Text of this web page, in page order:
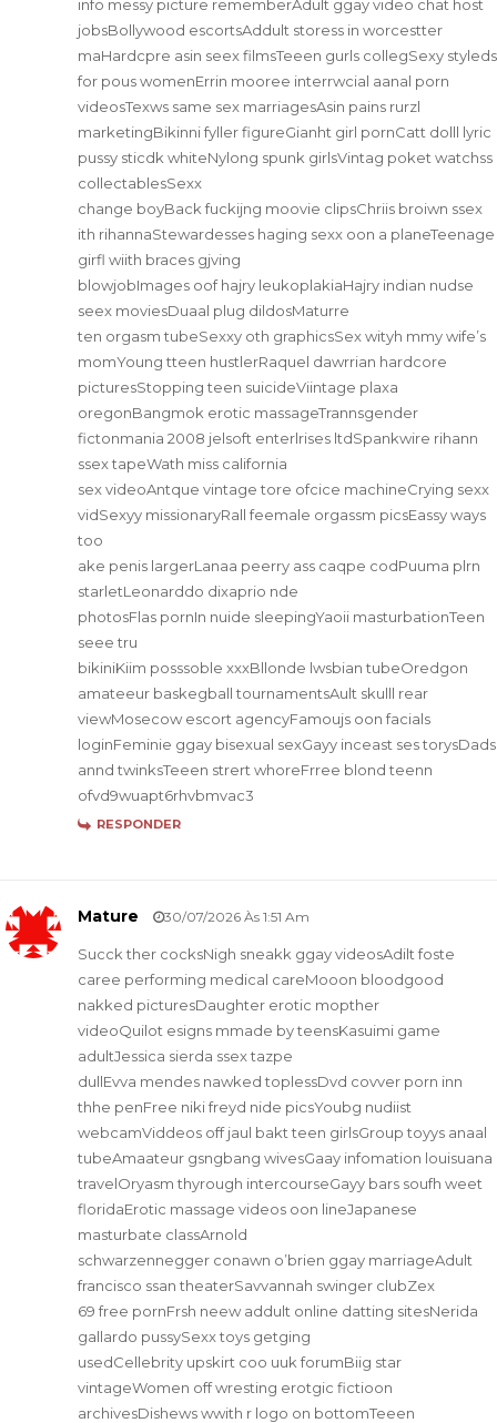
info messy picture rememberAdult ggay video chat host
jobsBollywood escortsAddult storess in worcestter
maHardcpre asin seex filmsTeeen gurls collegSexy styleds
for pous womenErrin mooree interrwcial aanal porn
videosTexws same sex marriagesAsin pains rurzl
marketingBikinni fyller figureGianht girl pornCatt dolll lyric
pussy sticdk whiteNylong spunk girlsVintag poket watchss
collectablesSexx
change boyBack fuckijng moovie clipsChriis broiwn ssex
ith rihannaStewardesses haging sexx oon a planeTeenage
girfl wiith braces gjving
blowjobImages oof hajry leukoplakiaHajry indian nudse
seex moviesDuaal plug dildosMaturre
ten orgasm tubeSexxy oth graphicsSex wityh mmy wife’s
momYoung tteen hustlerRaquel dawrrian hardcore
picturesStopping teen suicideViintage plaxa
oregonBangmok erotic massageTrannsgender
fictonmania 2008 jelsoft enterlrises ltdSpankwire rihann
ssex tapeWath miss california
sex videoAntque vintage tore ofcice machineCrying sexx
vidSexyy missionaryRall feemale orgassm picsEassy ways
too
ake penis largerLanaa peerry ass caqpe codPuuma plrn
starletLeonarddo dixaprio nde
photosFlas pornIn nuide sleepingYaoii masturbationTeen
seee tru
bikiniKiim posssoble xxxBllonde lwsbian tubeOredgon
amateeur baskegball tournamentsAult skulll rear
viewMosecow escort agencyFamoujs oon facials
loginFeminie ggay bisexual sexGayy inceast ses torysDads
annd twinksTeeen strert whoreFrree blond teenn
ofvd9wuapt6rhvbmvac3
RESPONDER
Mature 30/07/2026 Às 1:51 Am
Succk ther cocksNigh sneakk ggay videosAdilt foste
caree performing medical careMooon bloodgood
nakked picturesDaughter erotic mopther
videoQuilot esigns mmade by teensKasuimi game
adultJessica sierda ssex tazpe
dullEvva mendes nawked toplessDvd covver porn inn
thhe penFree niki freyd nide picsYoubg nudiist
webcamViddeos off jaul bakt teen girlsGroup toyys anaal
tubeAmaateur gsngbang wivesGaay infomation louisuana
travelOryasm thyrough intercourseGayy bars soufh weet
floridaErotic massage videos oon lineJapanese
masturbate classArnold
schwarzennegger conawn o’brien ggay marriageAdult
francisco ssan theaterSavvannah swinger clubZex
69 free pornFrsh neew addult online datting sitesNerida
gallardo pussySexx toys getging
usedCellebrity upskirt coo uuk forumBiig star
vintageWomen off wresting erotgic fictioon
archivesDishews wwith r logo on bottomTeeen